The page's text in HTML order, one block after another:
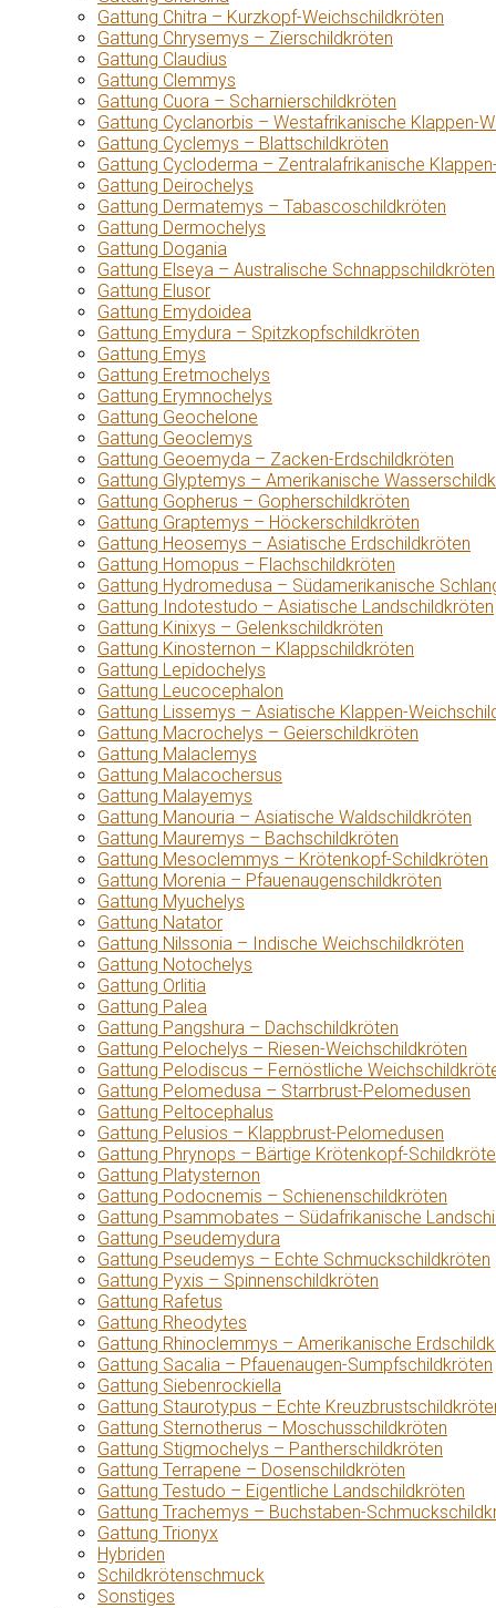
Gattung Chitra – Kurzkopf-Weichschildkröten
Gattung Chrysemys – Zierschildkröten
Gattung Claudius
Gattung Clemmys
Gattung Cuora – Scharnierschildkröten
Gattung Cyclanorbis – Westafrikanische Klappen-
Gattung Cyclemys – Blattschildkröten
Gattung Cycloderma – Zentralafrikanische
Gattung Deirochelys
Gattung Dermatemys – Tabascoschildkröten
Gattung Dermochelys
Gattung Dogania
Gattung Elseya – Australische Schnappschildkröten
Gattung Elusor
Gattung Emydoidea
Gattung Emydura – Spitzkopfschildkröten
Gattung Emys
Gattung Eretmochelys
Gattung Erymnochelys
Gattung Geochelone
Gattung Geoclemys
Gattung Geoemyda – Zacken-Erdschildkröten
Gattung Glyptemys – Amerikanische
Gattung Gopherus – Gopherschildkröten
Gattung Graptemys – Höckerschildkröten
Gattung Heosemys – Asiatische Erdschildkröten
Gattung Homopus – Flachschildkröten
Gattung Hydromedusa – Südamerikanische
Gattung Indotestudo – Asiatische Landschildkröten
Gattung Kinixys – Gelenkschildkröten
Gattung Kinosternon – Klappschildkröten
Gattung Lepidochelys
Gattung Leucocephalon
Gattung Lissemys – Asiatische Klappen-
Gattung Macrochelys – Geierschildkröten
Gattung Malaclemys
Gattung Malacochersus
Gattung Malayemys
Gattung Manouria – Asiatische Waldschildkröten
Gattung Mauremys – Bachschildkröten
Gattung Mesoclemmys – Krötenkopf-Schildkröten
Gattung Morenia – Pfauenaugenschildkröten
Gattung Myuchelys
Gattung Natator
Gattung Nilssonia – Indische Weichschildkröten
Gattung Notochelys
Gattung Orlitia
Gattung Palea
Gattung Pangshura – Dachschildkröten
Gattung Pelochelys – Riesen-Weichschildkröten
Gattung Pelodiscus – Fernöstliche
Gattung Pelomedusa – Starrbrust-Pelomedusen
Gattung Peltocephalus
Gattung Pelusios – Klappbrust-Pelomedusen
Gattung Phrynops – Bärtige Krötenkopf-
Gattung Platysternon
Gattung Podocnemis – Schienenschildkröten
Gattung Psammobates – Südafrikanische
Gattung Pseudemydura
Gattung Pseudemys – Echte Schmuckschildkröten
Gattung Pyxis – Spinnenschildkröten
Gattung Rafetus
Gattung Rheodytes
Gattung Rhinoclemmys – Amerikanische
Gattung Sacalia – Pfauenaugen-Sumpfschildkröten
Gattung Siebenrockiella
Gattung Staurotypus – Echte
Gattung Sternotherus – Moschusschildkröten
Gattung Stigmochelys – Pantherschildkröten
Gattung Terrapene – Dosenschildkröten
Gattung Testudo – Eigentliche Landschildkröten
Gattung Trachemys – Buchstaben-
Gattung Trionyx
Hybriden
Schildkrötenschmuck
Sonstiges